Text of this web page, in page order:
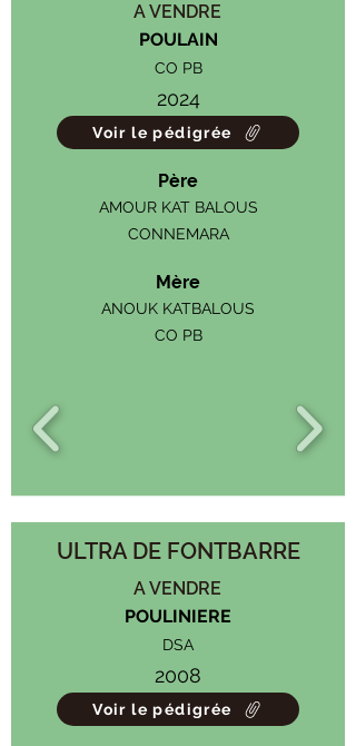
A VENDRE
POULAIN
CO PB
2024
Voir le pédigrée
Père
AMOUR KAT BALOUS
CONNEMARA
Mère
ANOUK KATBALOUS
CO PB
ULTRA DE FONTBARRE
A VENDRE
POULINIERE
DSA
2008
Voir le pédigrée